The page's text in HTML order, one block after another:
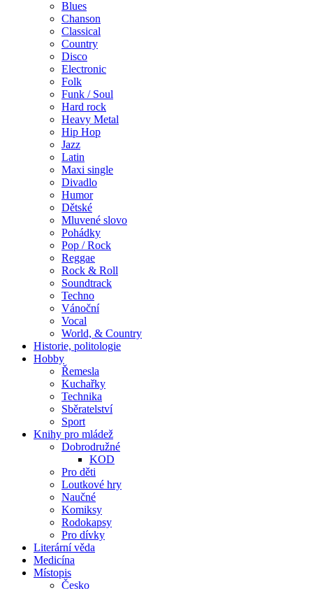
Blues
Chanson
Classical
Country
Disco
Electronic
Folk
Funk / Soul
Hard rock
Heavy Metal
Hip Hop
Jazz
Latin
Maxi single
Divadlo
Humor
Dětské
Mluvené slovo
Pohádky
Pop / Rock
Reggae
Rock & Roll
Soundtrack
Techno
Vánoční
Vocal
World, & Country
Historie, politologie
Hobby
Řemesla
Kuchařky
Technika
Sběratelství
Sport
Knihy pro mládež
Dobrodružné
KOD
Pro děti
Loutkové hry
Naučné
Komiksy
Rodokapsy
Pro dívky
Literární věda
Medicína
Místopis
Česko